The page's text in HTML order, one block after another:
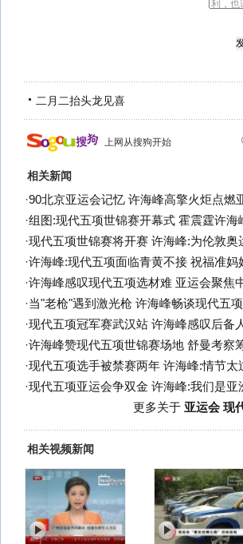
二月二抬头龙见喜
上网从搜狗开始
相关新闻
·90北京亚运会记忆 许海峰高擎火炬点燃
·组图:现代五项世锦赛开幕式 霍震霆许海
·现代五项世锦赛将开赛 许海峰:为伦敦奥
·许海峰:现代五项面临青黄不接 祝福准妈
·许海峰感叹现代五项选材难 亚运会聚焦
·当"老枪"遇到激光枪 许海峰畅谈现代五
·现代五项冠军赛武汉站 许海峰感叹后备
·许海峰赞现代五项世锦赛场地 舒曼考察
·现代五项选手被禁赛两年 许海峰:情节太
·现代五项亚运会争双金 许海峰:我们是亚
更多关于 亚运会 现
相关视频新闻